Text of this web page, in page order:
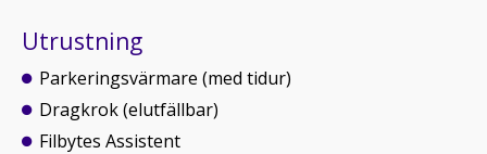
Utrustning
Parkeringsvärmare (med tidur)
Dragkrok (elutfällbar)
Filbytes Assistent